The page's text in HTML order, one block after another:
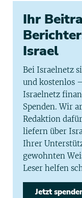
Ihr
Israel
Bei Israelnetz
und kostenlos
Israelnetz
Spenden. Wir
Redaktion
liefern über
Ihrer
gewohnten
Leser helfen
Jetzt